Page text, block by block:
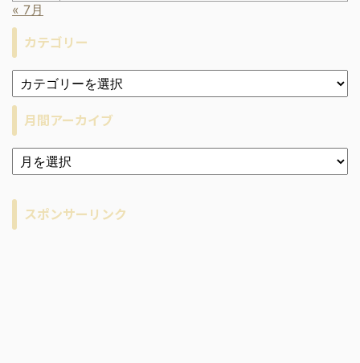
« 7月
カテゴリー
月間アーカイブ
ア
ー
ブ
スポンサーリンク